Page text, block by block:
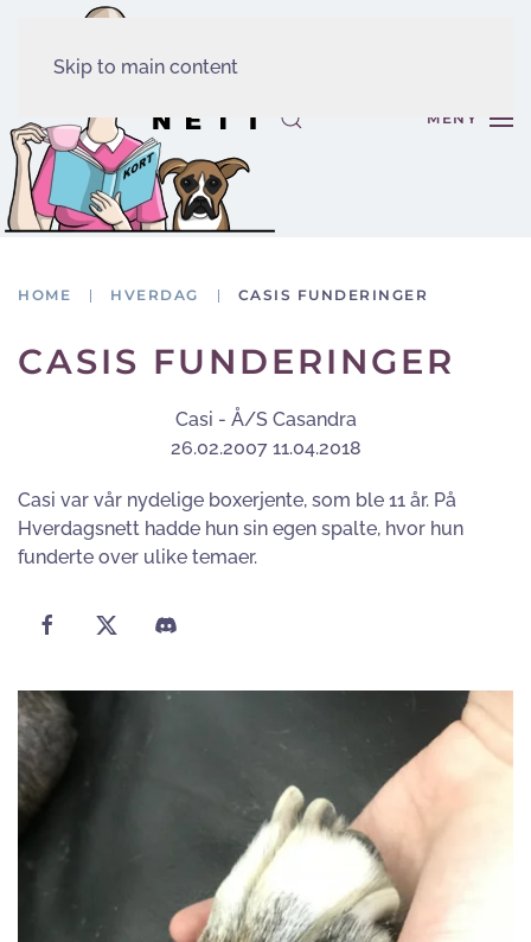
Skip to main content
MENY
HOME HVERDAG CASIS FUNDERINGER
CASIS FUNDERINGER
Casi - Å/S Casandra
26.02.2007 11.04.2018
Casi var vår nydelige boxerjente, som ble 11 år. På
Hverdagsnett hadde hun sin egen spalte, hvor hun
funderte over ulike temaer.